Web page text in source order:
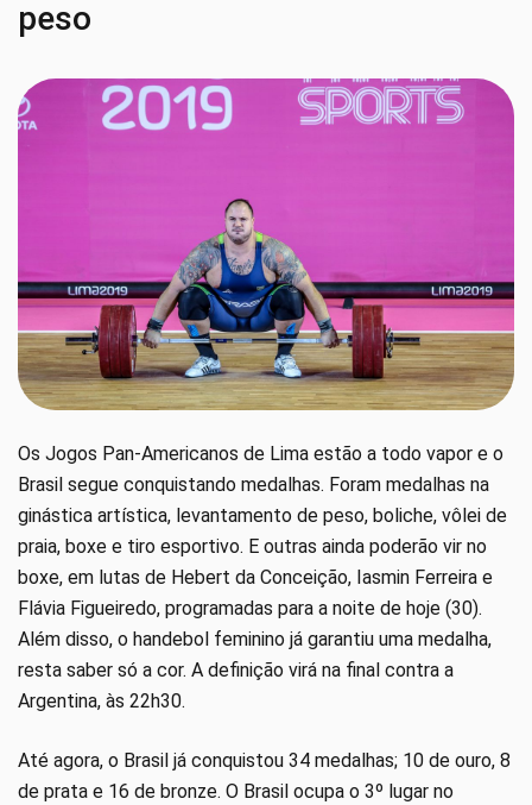
peso
Os Jogos Pan-Americanos de Lima estão a todo vapor e o
Brasil segue conquistando medalhas. Foram medalhas na
ginástica artística, levantamento de peso, boliche, vôlei de
praia, boxe e tiro esportivo. E outras ainda poderão vir no
boxe, em lutas de Hebert da Conceição, Iasmin Ferreira e
Flávia Figueiredo, programadas para a noite de hoje (30).
Além disso, o handebol feminino já garantiu uma medalha,
resta saber só a cor. A definição virá na final contra a
Argentina, às 22h30.
Até agora, o Brasil já conquistou 34 medalhas; 10 de ouro, 8
de prata e 16 de bronze. O Brasil ocupa o 3º lugar no